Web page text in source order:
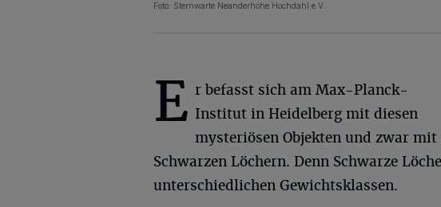
Foto: Sternwarte Neanderhöhe Hochdahl e.V.
E r befasst sich am Max-Planck-
Institut in Heidelberg mit diesen
mysteriösen Objekten und zwar
Schwarzen Löchern. Denn Schwarze
unterschiedlichen Gewichtsklassen.